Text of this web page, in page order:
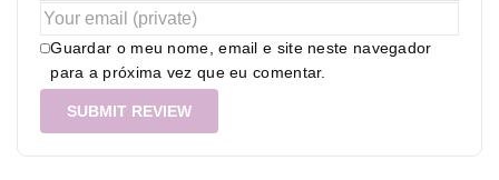
Guardar o meu nome, email e site neste navegador
para a próxima vez que eu comentar.